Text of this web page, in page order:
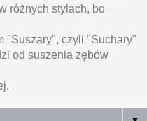
różnych stylach, bo
"Suszary", czyli "Suchary"
od suszenia zębów